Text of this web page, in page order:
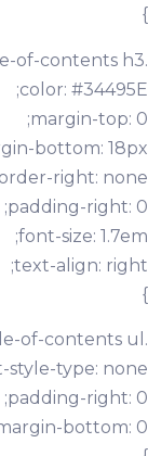
}
.table-of-contents h3 {
color: #34495E;
margin-top: 0;
bottom: 18px;
right: none;
padding-right: 0;
font-size: 1.7em;
text-align: right;
}
.table-of-contents ul {
style-type: none;
padding-right: 0;
bottom: 0;